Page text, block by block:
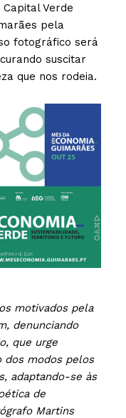
Verde
pela
fotográfico será
suscitar
que nos rodeia.
motivados pela
denunciando
que urge
dos modos pelos
adaptando-se às
de
Martins